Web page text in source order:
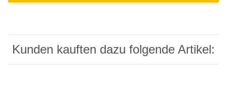
Kunden kauften dazu folgende Artikel: